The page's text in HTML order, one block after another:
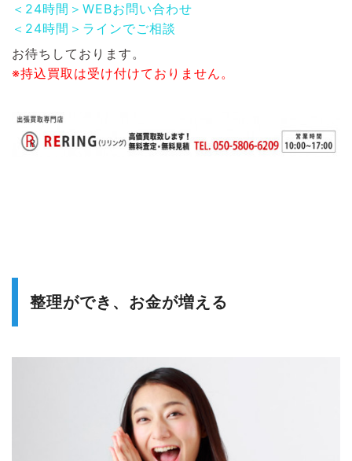
＜24時間＞WEBお問い合わせ
＜24時間＞ラインでご相談
お待ちしております。
※持込買取は受け付けておりません。
整理ができ、お金が増える